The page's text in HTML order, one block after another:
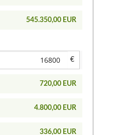
545.350,00 EUR
€
720,00 EUR
4.800,00 EUR
336,00 EUR